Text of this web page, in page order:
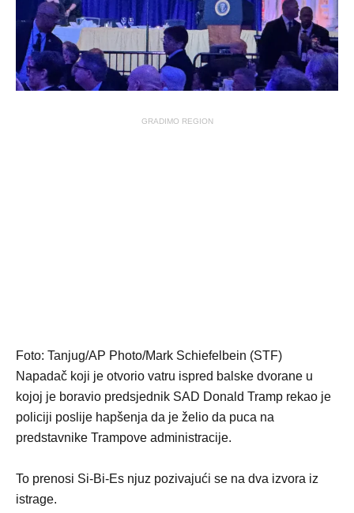
GRADIMO REGION
Foto: Tanjug/AP Photo/Mark Schiefelbein (STF)
Napadač koji je otvorio vatru ispred balske dvorane u
kojoj je boravio predsjednik SAD Donald Tramp rekao je
policiji poslije hapšenja da je želio da puca na
predstavnike Trampove administracije.
To prenosi Si-Bi-Es njuz pozivajući se na dva izvora iz
istrage.